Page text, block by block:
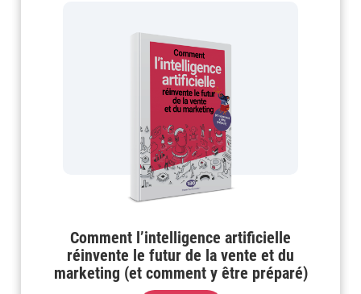
Comment l’intelligence artificielle
réinvente le futur de la vente et du
marketing (et comment y être préparé)